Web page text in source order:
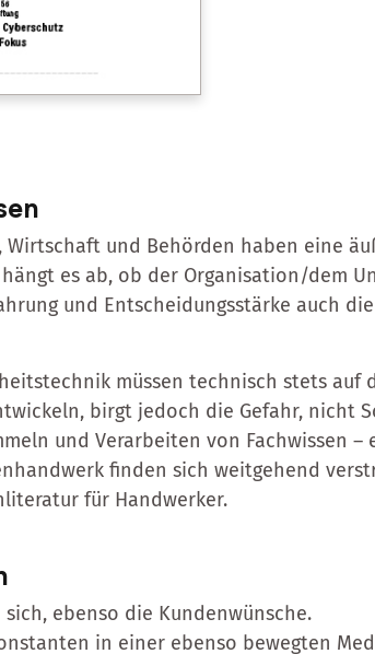
und Behörden haben eine
es ab, ob der Organisation/dem
und Entscheidungsstärke auch
müssen technisch stets auf
birgt jedoch die Gefahr,
und Verarbeiten von Fachwissen
finden sich weitgehend
für Handwerker.
ebenso die Kundenwünsche.
in einer ebenso bewegten